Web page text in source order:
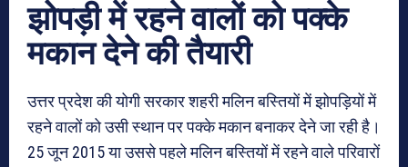
झोपड़ी में रहने वालों को पक्के
मकान देने की तैयारी
उत्तर प्रदेश की योगी सरकार शहरी मलिन बस्तियों में झोपड़ियों में
रहने वालों को उसी स्थान पर पक्के मकान बनाकर देने जा रही है।
25 जून 2015 या उससे पहले मलिन बस्तियों में रहने वाले परिवारों